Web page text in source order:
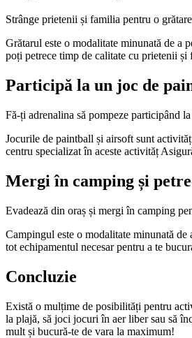
Strânge prietenii și familia pentru o
Grătarul este o modalitate minunată de a
poți petrece timp de calitate cu prietenii
Participă la un joc de
Fă-ți adrenalina să pompeze participând
Jocurile de paintball și airsoft sunt
centru specializat în aceste activităț
Mergi în camping și
Evadează din oraș și mergi în camping
Campingul este o modalitate minunată
tot echipamentul necesar pentru a te
Concluzie
Există o mulțime de posibilități pentru
la plajă, să joci jocuri în aer liber sau să
mult și bucură-te de vara la maximum!